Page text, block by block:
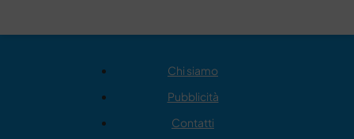
Chi siamo
Pubblicità
Contatti